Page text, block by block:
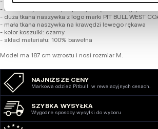
- nadruki wykonane specjalistyczną technologią
- duża tkana naszywka z logo marki PIT BULL WEST
- mała tkana naszywka na krawędzi lewego rękawa
- kolor koszulki: czarny
- skład materiału: 100% bawełna
Model ma 187 cm wzrostu i nosi rozmiar M.
NAJNIŻSZE CENY
Markowa odzież Pitbull w rewelacyjnych cenach.
SZYBKA WYSYŁKA
Wygodne sposoby wysyłki do wyboru